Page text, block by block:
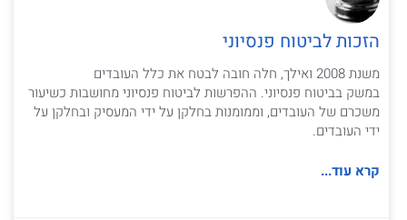
הזכות לביטוח פנסיוני
משנת 2008 ואילך, חלה חובה לבטח את כלל העובדים
במשק בביטוח פנסיוני. ההפרשות לביטוח פנסיוני מחושבות כשיעור
משכרם של העובדים, וממומנות בחלקן על ידי המעסיק ובחלקן על
ידי העובדים.
קרא עוד...